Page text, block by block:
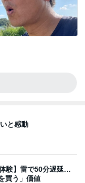
と感動
験】雷で50分遅延…
買う」価値